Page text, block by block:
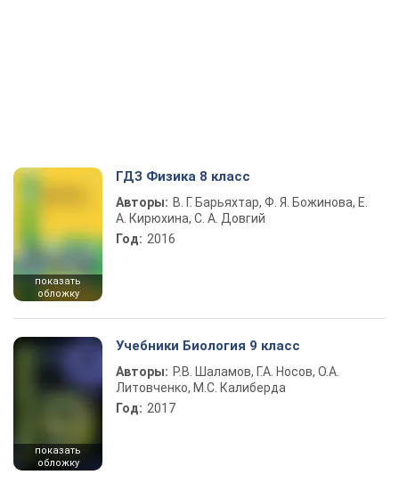
показать
обложку
ГДЗ Физика 8 класс
Авторы: В. Г. Барьяхтар, Ф. Я. Божинова, Е.
А. Кирюхина, С. А. Довгий
Год: 2016
показать
обложку
Учебники Биология 9 класс
Авторы: Р.В. Шаламов, Г.А. Носов, О.А.
Литовченко, М.С. Калиберда
Год: 2017